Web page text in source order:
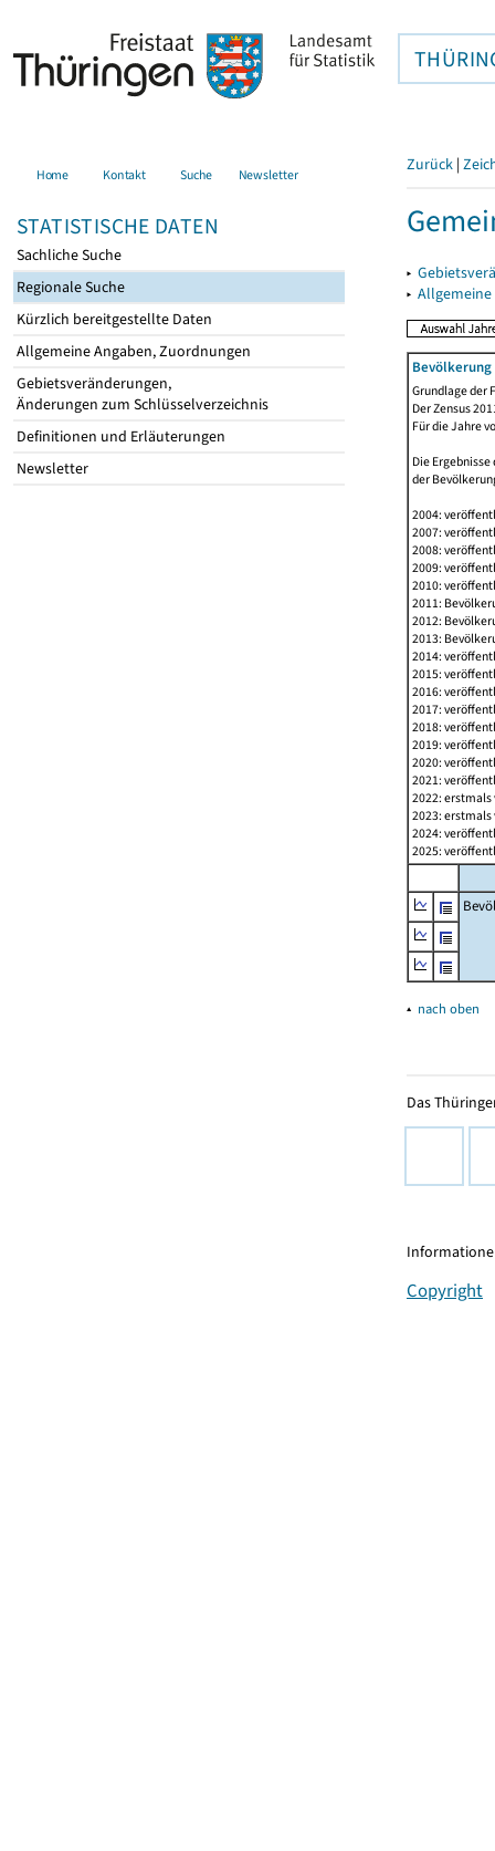
Home Kontakt Suche Newsletter
STATISTISCHE DATEN
Sachliche Suche
Regionale Suche
Kürzlich bereitgestellte Daten
Allgemeine Angaben, Zuordnungen
Gebietsveränderungen,
Änderungen zum Schlüsselverzeichnis
Definitionen und Erläuterungen
Newsletter
Zurück |
▸
▸
Grundlage der
Der Zensus
Für die Jahre
Die
der
2004:
2007:
2008:
2009:
2010:
2011:
2012:
2013:
2014:
2015:
2016:
2017:
2018:
2019:
2020:
2021:
2022:
2023:
2024:
2025:
▴ nach oben
Das
Copyright